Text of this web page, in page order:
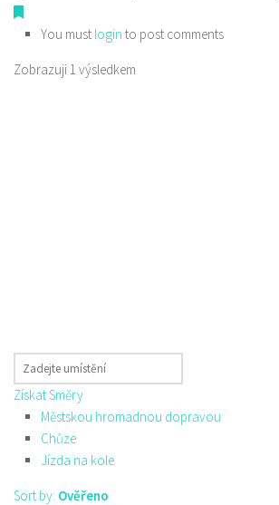
You must login to post comments
Zobrazuji 1 výsledkem
Získat Směry
Městskou hromadnou dopravou
Chůze
Jízda na kole
Sort by: Ověřeno